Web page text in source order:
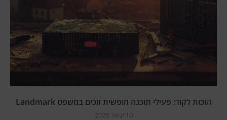
הזכות לקוד: פעילי תוכנה חופשית זוכים במשפט Landmark
10 ינואר 2025